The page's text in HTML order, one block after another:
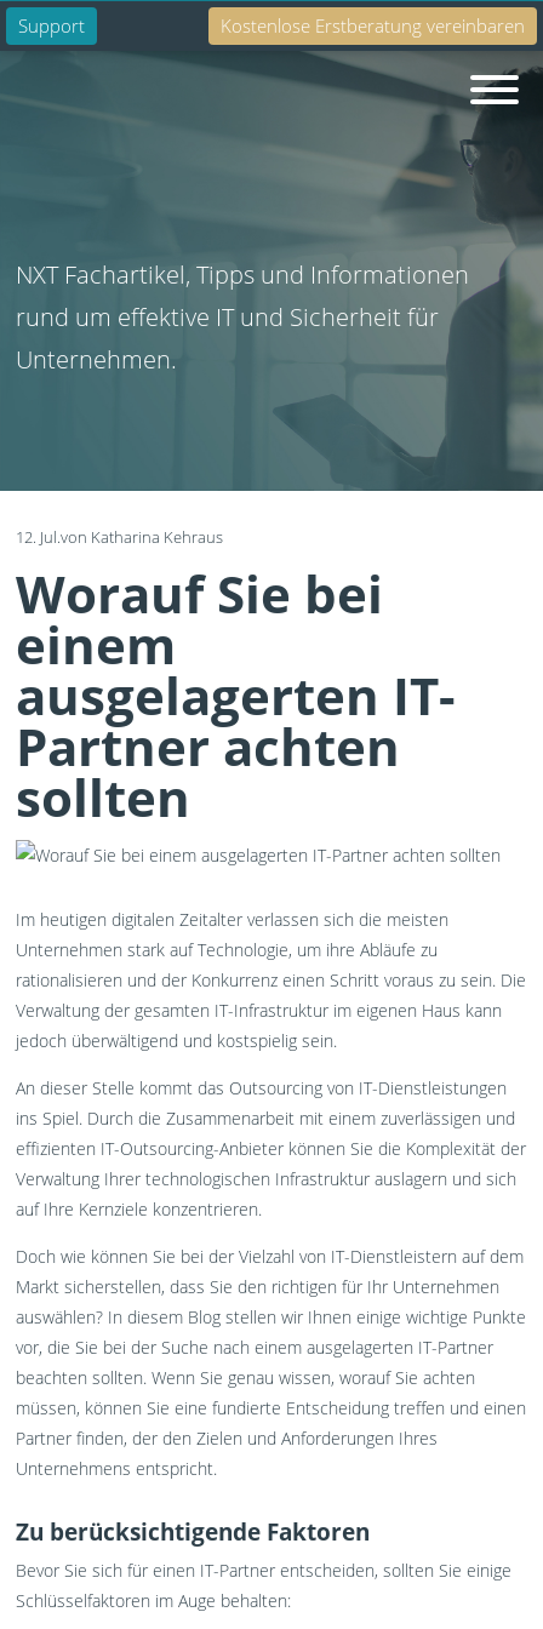
Support Kostenlose Erstberatung vereinbaren
NXT Fachartikel, Tipps und Informationen
rund um effektive IT und Sicherheit für
Unternehmen.
12. Jul.von Katharina Kehraus
Worauf Sie bei
einem
ausgelagerten IT-
Partner achten
sollten
Im heutigen digitalen Zeitalter verlassen sich die meisten
Unternehmen stark auf Technologie, um ihre Abläufe zu
rationalisieren und der Konkurrenz einen Schritt voraus zu sein. Die
Verwaltung der gesamten IT-Infrastruktur im eigenen Haus kann
jedoch überwältigend und kostspielig sein.
An dieser Stelle kommt das Outsourcing von IT-Dienstleistungen
ins Spiel. Durch die Zusammenarbeit mit einem zuverlässigen und
effizienten IT-Outsourcing-Anbieter können Sie die Komplexität der
Verwaltung Ihrer technologischen Infrastruktur auslagern und sich
auf Ihre Kernziele konzentrieren.
Doch wie können Sie bei der Vielzahl von IT-Dienstleistern auf dem
Markt sicherstellen, dass Sie den richtigen für Ihr Unternehmen
auswählen? In diesem Blog stellen wir Ihnen einige wichtige Punkte
vor, die Sie bei der Suche nach einem ausgelagerten IT-Partner
beachten sollten. Wenn Sie genau wissen, worauf Sie achten
müssen, können Sie eine fundierte Entscheidung treffen und einen
Partner finden, der den Zielen und Anforderungen Ihres
Unternehmens entspricht.
Zu berücksichtigende Faktoren
Bevor Sie sich für einen IT-Partner entscheiden, sollten Sie einige
Schlüsselfaktoren im Auge behalten: